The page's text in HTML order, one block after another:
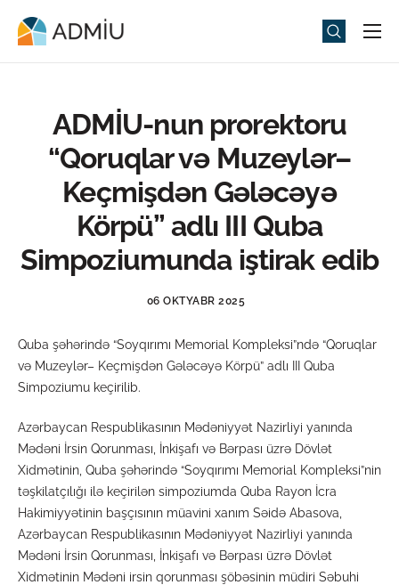
Universitet
Media
Tədbirlər
Universitet həyatı
ADMİU-nun prorektoru
“Qoruqlar və Muzeylər–
Keçmişdən Gələcəyə
Körpü” adlı III Quba
Simpoziumunda iştirak edib
06 OKTYABR 2025
Quba şəhərində “Soyqırımı Memorial Kompleksi”ndə “Qoruqlar
və Muzeylər– Keçmişdən Gələcəyə Körpü” adlı III Quba
Simpoziumu keçirilib.
Azərbaycan Respublikasının Mədəniyyət Nazirliyi yanında
Mədəni İrsin Qorunması, İnkişafı və Bərpası üzrə Dövlət
Xidmətinin, Quba şəhərində “Soyqırımı Memorial Kompleksi”nin
təşkilatçılığı ilə keçirilən simpoziumda Quba Rayon İcra
Hakimiyyətinin başçısının müavini xanım Səidə Abasova,
Azərbaycan Respublikasının Mədəniyyət Nazirliyi yanında
Mədəni İrsin Qorunması, İnkişafı və Bərpası üzrə Dövlət
Xidmətinin Mədəni irsin qorunması şöbəsinin müdiri Səbuhi